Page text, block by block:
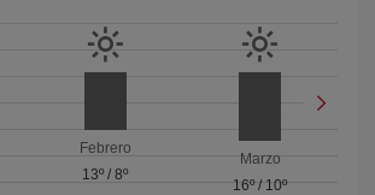
Febrero
13º / 8º
Marzo
16º/ 10º